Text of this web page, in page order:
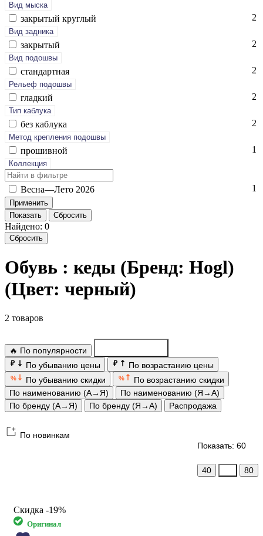
Вид мыска
зак­ры­тый круг­лый 2
Вид задника
зак­ры­тый 2
Вид подошвы
стан­дарт­ная 2
Рельеф подошвы
глад­кий 2
Тип каблука
без каб­лу­ка 2
Метод крепления подошвы
про­шив­ной 1
Коллекция
Вес­на—Ле­то 2026 1
Показать Сбросить
Найдено: 0
Сбросить
Обувь : кеды (Бренд: Hogl)
(Цвет: черный)
2 товаров
🔥 По популярности
₽ По убыванию цены ₽ По возрастанию цены
% По убыванию скидки %
По возрастанию скидки
По наименованию (А→Я)
По наименованию (Я→А)
По бренду (А→Я)
По бренду (Я→А) Распродажа
По новинкам
Показать: 60
40 80
Скидка -19%
Оригинал